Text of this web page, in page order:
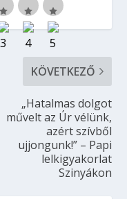
KÖVETKEZŐ
„Hatalmas dolgot
művelt az Úr vélünk,
azért szívből
ujjongunk!” – Papi
lelkigyakorlat
Szinyákon